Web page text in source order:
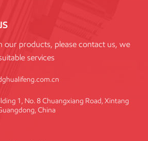
our products, please contact us, we
services
1, No. 8 Chuangxiang Road, Xintang
China